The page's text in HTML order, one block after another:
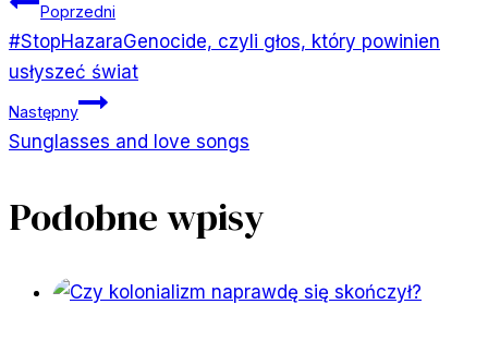
Nawigacja
wpisu
Poprzedni
#StopHazaraGenocide, czyli głos, który powinien
usłyszeć świat
Następny
Sunglasses and love songs
Podobne wpisy